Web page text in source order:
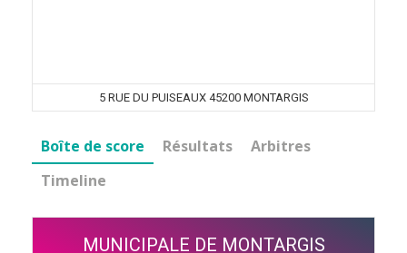
5 RUE DU PUISEAUX 45200 MONTARGIS
Boîte de score Résultats
Arbitres
Timeline
MUNICIPALE DE MONTARGIS